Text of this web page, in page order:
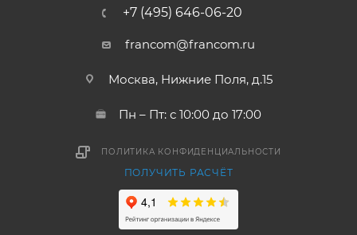
+7 (495) 646-06-20
francom@francom.ru
Москва, Нижние Поля, д.15
Пн – Пт: с 10:00 до 17:00
ПОЛИТИКА КОНФИДЕНЦИАЛЬНОСТИ
ПОЛУЧИТЬ РАСЧЁТ